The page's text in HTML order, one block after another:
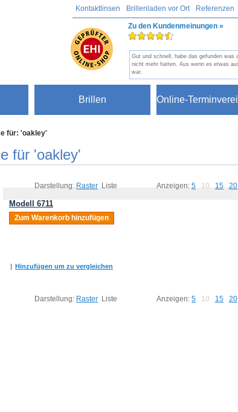
Kontaktlinsen Brillenladen vor Ort Referenzen
Zu den Kundenmeinungen »
Gut und schnell, habe das gefunden was
nicht mehr hatten. Aus wenn es etwas
war.
Brillen Online-
für: 'oakley'
für 'oakley'
Anzeigen: 5 10 15 20
Darstellung: Raster Liste
Modell 6711
Zum Warenkorb hinzufügen
| Hinzufügen um zu vergleichen
Anzeigen: 5 10 15 20
Darstellung: Raster Liste